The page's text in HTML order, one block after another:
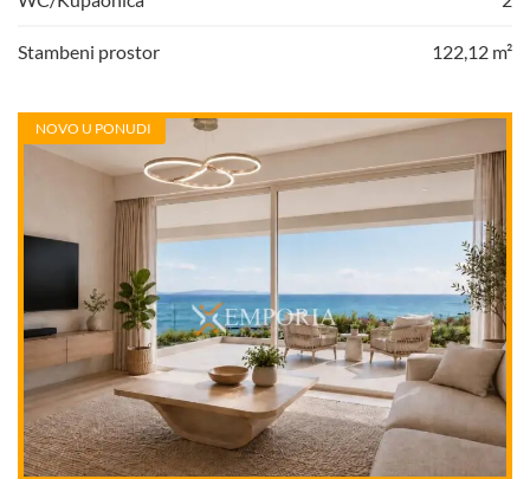
Stambeni prostor 122,12 m²
NOVO U PONUDI